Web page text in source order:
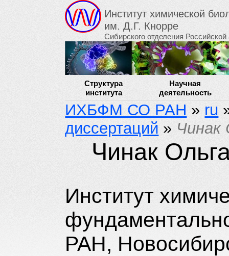
Институт химической
им. Д.Г. Кнорре
Сибирского отделения
Структура
института
Научная
деятельность
ИХБФМ СО РАН » ru
диссертаций » Чинак
Чинак
Институт
РАН,